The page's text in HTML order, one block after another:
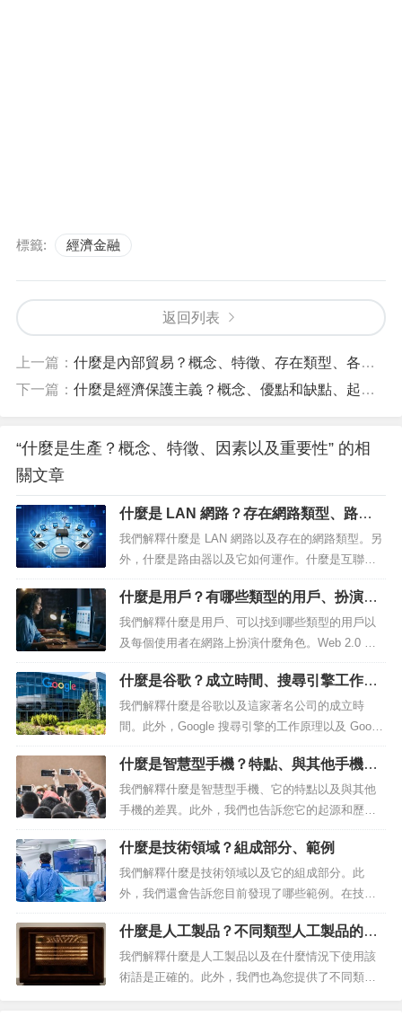
標籤: 經濟金融
返回列表
上一篇： 什麼是內部貿易？概念、特徵、存在類型、各種範例
下一篇： 什麼是經濟保護主義？概念、優點和缺點、起源和歷史
“什麼是生產？概念、特徵、因素以及重要性” 的相
關文章
什麼是 LAN 網路？存在網路類型、路由
器、如何運作
我們解釋什麼是 LAN 網路以及存在的網路類型。另
外，什麼是路由器以及它如何運作。什麼是互聯
網。LAN 網路在企業、公司和家庭中很常見且日常
使用。什麼是 LAN 網路？範圍僅限於較小的實體空
間（例如房屋、公寓或至多建築物）的電腦網路稱
為LAN（英文縮寫： Local Area ...
什麼是用戶？有哪些類型的用戶、扮演角
色
我們解釋什麼是用戶、可以找到哪些類型的用戶以
及每個使用者在網路上扮演什麼角色。Web 2.0 中
的用戶在內容生產中發揮著非常積極的作用。什麼
是用戶？在計算和網路文化中，用戶被理解為作為
電腦網路的一部分分配給操作員的一組權限和資
源，該操作員很可能是一個人、一個電腦程式或一
台電腦。這種使用者概念不同於字...
什麼是谷歌？成立時間、搜尋引擎工作原
理、Google+
我們解釋什麼是谷歌以及這家著名公司的成立時
間。此外，Google 搜尋引擎的工作原理以及 Googl
e+ 是什麼。谷歌專注於與互聯網相關的產品和服
務。谷歌是什麼？Google LLC，通常簡稱為Googl
e，是美國跨國公司Alphabet Inc.的子公司，專門從
事電子、電腦和網路相關產品和服務。其...
什麼是智慧型手機？特點、與其他手機差
異。、起源和歷史
我們解釋什麼是智慧型手機、它的特點以及與其他
手機的差異。此外，我們也告訴您它的起源和歷
史。智慧型手機的到來 改變了我們做事的方式。什
麼是智慧型手機？智慧型手機，又稱為智慧型手
機，是一種結合了手機傳統功能與袖珍電腦或觸控
平板電腦功能的便攜式設備。它的「智慧」名稱來
自於這樣一個事實：除了簡單地...
什麼是技術領域？組成部分、範例
我們解釋什麼是技術領域以及它的組成部分。此
外，我們還會告訴您目前發現了哪些範例。在技術
領域，有形和無形元素融合在一起。什麼是科技領
域？技術領域或技術領域是不同技術和科學分支
（即多種技術）的應用和整合領域，使它們以特定
目的系統地、有組織地運作。這些領域或領域是圍
什麼是人工製品？不同類型人工製品的範
例
我們解釋什麼是人工製品以及在什麼情況下使用該
術語是正確的。此外，我們也為您提供了不同類型